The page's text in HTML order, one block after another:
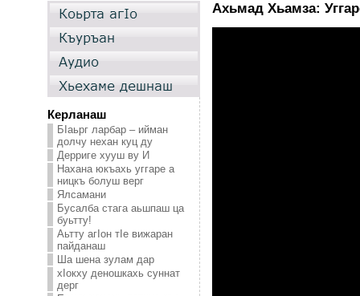
Керланаш
БIаьрг ларбар – ийман
долчу нехан куц ду
Дерриге хууш ву И
Нахана юкъахь уггаре а
ницкъ болуш верг
Ялсамани
Бусалба стага аьшпаш ца
буьтту!
Аьтту агIон тIе вижаран
пайданаш
Ша шена зулам дар
хIокху деношкахь суннат
дерг
Ахьмад Хьамза: